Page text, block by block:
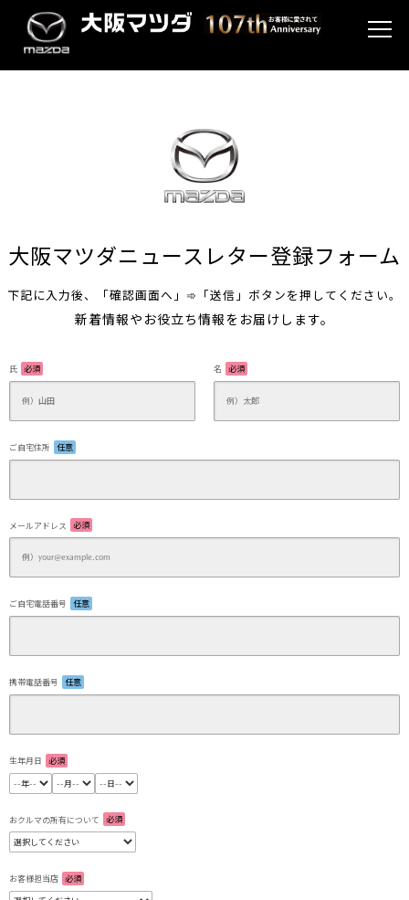
大阪マツダニュースレター登録フォーム
下記に入力後、「確認画面へ」➾「送信」ボタンを押してください。
新着情報やお役立ち情報をお届けします。
氏 必須 名 必須
ご自宅住所 任意
メールアドレス 必須
ご自宅電話番号 任意
携帯電話番号 任意
生年月日 必須
おクルマの所有について 必須
お客様担当店 必須